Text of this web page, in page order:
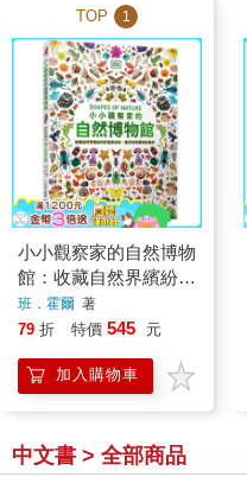
TOP 1
小小觀察家的自然博物
館：收藏自然界繽紛的
形態與色彩，看見地球
萬物的奧妙
班．霍爾 著
79 折 特價 545 元
加入購物車
中文書 > 全部商品